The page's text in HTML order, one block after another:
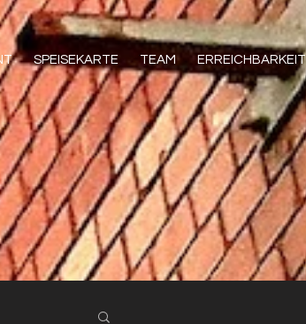
SPEISEKARTE TEAM ERREICHBARKEIT